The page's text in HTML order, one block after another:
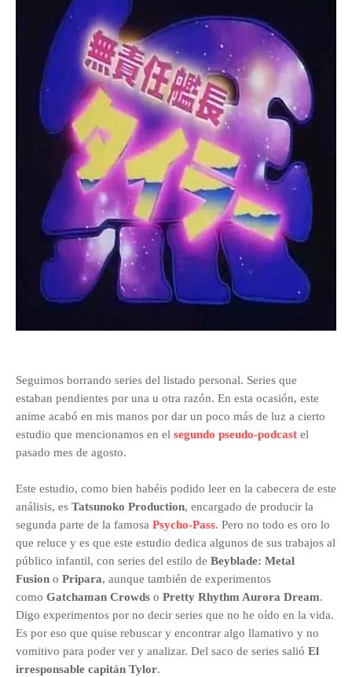
Seguimos borrando series del listado personal. Series que
estaban pendientes por una u otra razón. En esta ocasión, este
anime acabó en mis manos por dar un poco más de luz a cierto
estudio que mencionamos en el segundo pseudo-podcast el
pasado mes de agosto.
Este estudio, como bien habéis podido leer en la cabecera de este
análisis, es Tatsunoko Production, encargado de producir la
segunda parte de la famosa Psycho-Pass. Pero no todo es oro lo
que reluce y es que este estudio dedica algunos de sus trabajos al
público infantil, con series del estilo de Beyblade: Metal
Fusion o Pripara, aunque también de experimentos
como Gatchaman Crowds o Pretty Rhythm Aurora Dream.
Digo experimentos por no decir series que no he oído en la vida.
Es por eso que quise rebuscar y encontrar algo llamativo y no
vomitivo para poder ver y analizar. Del saco de series salió El
irresponsable capitán Tylor.